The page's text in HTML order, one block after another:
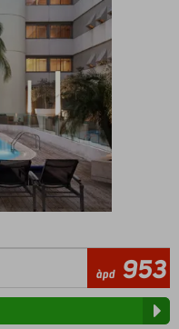
àpd 953